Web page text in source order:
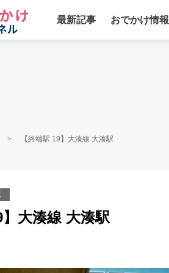
最新記事 おでかけ情報
【終端駅 19】大湊線 大湊駅
】大湊線 大湊駅